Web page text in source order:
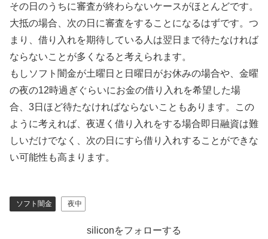
その日のうちに審査が終わらないケースがほとんどです。
大抵の場合、次の日に審査をすることになるはずです。つ
まり、借り入れを期待している人は翌日まで待たなければ
ならないことが多くなると考えられます。
もしソフト闇金が土曜日と日曜日がお休みの場合や、金曜
の夜の12時過ぎぐらいにお金の借り入れを希望した場
合、3日ほど待たなければならないこともあります。この
ように考えれば、夜遅く借り入れをする場合即日融資は難
しいだけでなく、次の日にすら借り入れすることができな
い可能性も高まります。
ソフト闇金 夜中
siliconをフォローする